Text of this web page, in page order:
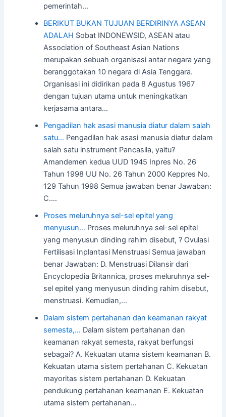
pemerintah…
BERIKUT BUKAN TUJUAN BERDIRINYA ASEAN
ADALAH Sobat INDONEWSID, ASEAN atau
Association of Southeast Asian Nations
merupakan sebuah organisasi antar negara yang
beranggotakan 10 negara di Asia Tenggara.
Organisasi ini didirikan pada 8 Agustus 1967
dengan tujuan utama untuk meningkatkan
kerjasama antara…
Pengadilan hak asasi manusia diatur dalam salah
satu… Pengadilan hak asasi manusia diatur dalam
salah satu instrument Pancasila, yaitu?
Amandemen kedua UUD 1945 Inpres No. 26
Tahun 1998 UU No. 26 Tahun 2000 Keppres No.
129 Tahun 1998 Semua jawaban benar Jawaban:
C.…
Proses meluruhnya sel-sel epitel yang
menyusun… Proses meluruhnya sel-sel epitel
yang menyusun dinding rahim disebut, ? Ovulasi
Fertilisasi Inplantasi Menstruasi Semua jawaban
benar Jawaban: D. Menstruasi Dilansir dari
Encyclopedia Britannica, proses meluruhnya sel-
sel epitel yang menyusun dinding rahim disebut,
menstruasi. Kemudian,…
Dalam sistem pertahanan dan keamanan rakyat
semesta,… Dalam sistem pertahanan dan
keamanan rakyat semesta, rakyat berfungsi
sebagai? A. Kekuatan utama sistem keamanan B.
Kekuatan utama sistem pertahanan C. Kekuatan
mayoritas sistem pertahanan D. Kekuatan
pendukung pertahanan keamanan E. Kekuatan
utama sistem pertahanan…